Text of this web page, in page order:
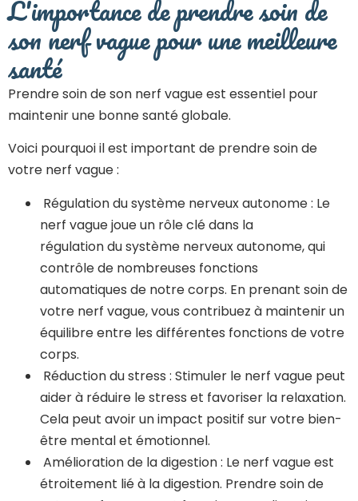
L'importance de prendre soin de
son nerf vague pour une meilleure
santé
Prendre soin de son nerf vague est essentiel pour
maintenir une bonne santé globale.
Voici pourquoi il est important de prendre soin de
votre nerf vague :
Régulation du système nerveux autonome : Le
nerf vague joue un rôle clé dans la
régulation du système nerveux autonome, qui
contrôle de nombreuses fonctions
automatiques de notre corps. En prenant soin de
votre nerf vague, vous contribuez à maintenir un
équilibre entre les différentes fonctions de votre
corps.
Réduction du stress : Stimuler le nerf vague peut
aider à réduire le stress et favoriser la relaxation.
Cela peut avoir un impact positif sur votre bien-
être mental et émotionnel.
Amélioration de la digestion : Le nerf vague est
étroitement lié à la digestion. Prendre soin de